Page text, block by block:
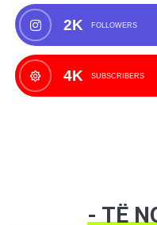
2K FOLLOWERS
4K SUBSCRIBERS
- TË